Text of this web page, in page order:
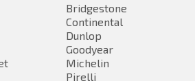
Bridgestone
Continental
Dunlop
Goodyear
Michelin
Pirelli